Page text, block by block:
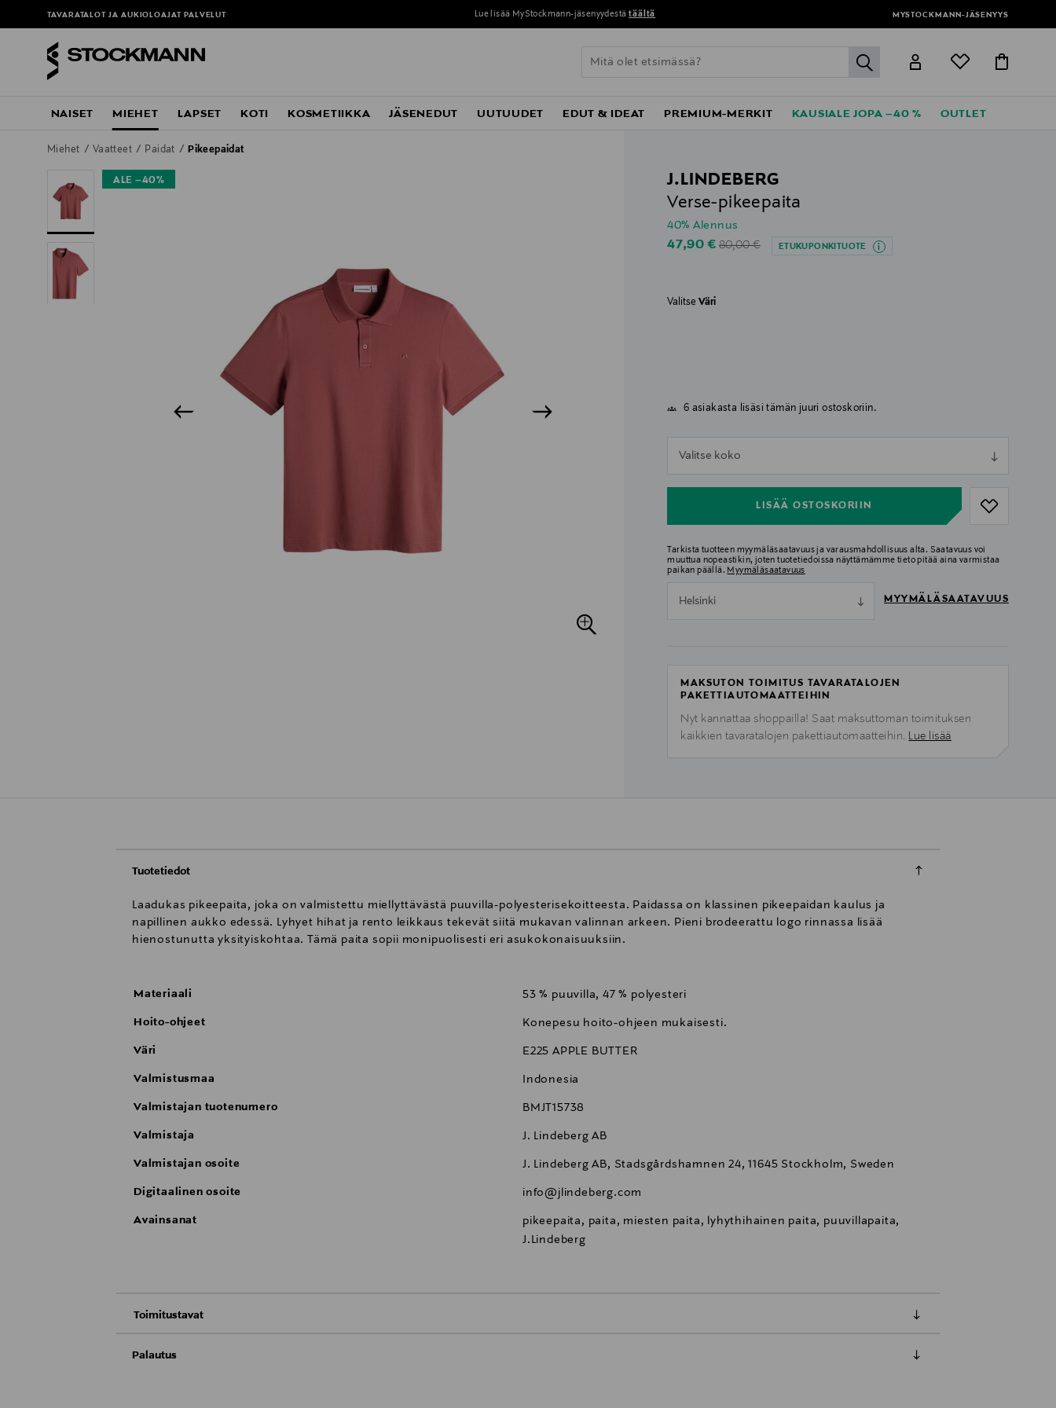
TAVARATALOT JA AUKIOLOAJAT PALVELUT Lue lisää MyStockmann-jäsenyydestä täältä MYSTOCKMANN-JÄSENYYS
label.header.go
NAISET MIEHET LAPSET KOTI KOSMETIIKKA JÄSENEDUT UUTUUDET EDUT & IDEAT PREMIUM-MERKIT KAUSIALE JOPA –40 % OUTLET
Miehet Vaatteet Paidat Pikeepaidat
ALE –40%
J.LINDEBERG
Verse-pikeepaita
40% Alennus
Discounted Price
47,90 € Original Price
80,00 € ETUKUPONKITUOTE
ValitseVäri
6 asiakasta lisäsi tämän juuri ostoskoriin.
Valitse koko
LISÄÄ OSTOSKORIIN
Tarkista tuotteen myymäläsaatavuus ja varausmahdollisuus alta. Saatavuus voi
muuttua nopeastikin, joten tuotetiedoissa näyttämämme tieto pitää aina varmistaa
paikan päällä. Myymäläsaatavuus
Helsinki MYYMÄLÄSAATAVUUS
MAKSUTON TOIMITUS TAVARATALOJEN
PAKETTIAUTOMAATTEIHIN
Nyt kannattaa shoppailla! Saat maksuttoman toimituksen
kaikkien tavaratalojen pakettiautomaatteihin. Lue lisää
Tuotetiedot
Laadukas pikeepaita, joka on valmistettu miellyttävästä puuvilla-polyesterisekoitteesta. Paidassa on klassinen pikeepaidan kaulus ja
napillinen aukko edessä. Lyhyet hihat ja rento leikkaus tekevät siitä mukavan valinnan arkeen. Pieni brodeerattu logo rinnassa lisää
hienostunutta yksityiskohtaa. Tämä paita sopii monipuolisesti eri asukokonaisuuksiin.
Materiaali 53 % puuvilla, 47 % polyesteri
Hoito-ohjeet Konepesu hoito-ohjeen mukaisesti.
Väri E225 APPLE BUTTER
Valmistusmaa Indonesia
Valmistajan tuotenumero BMJT15738
Valmistaja J. Lindeberg AB
Valmistajan osoite J. Lindeberg AB, Stadsgårdshamnen 24, 11645 Stockholm, Sweden
Digitaalinen osoite info@jlindeberg.com
Avainsanat
pikeepaita, paita, miesten paita, lyhythihainen paita, puuvillapaita,
J.Lindeberg
Toimitustavat
Palautus